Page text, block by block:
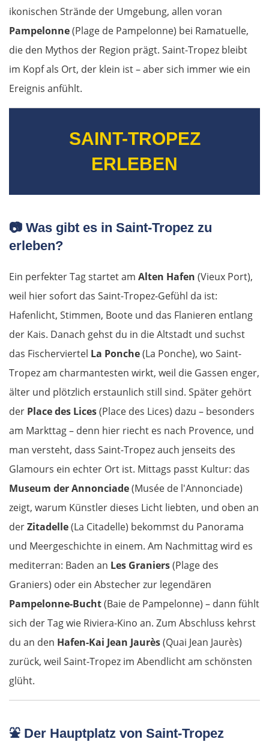
ikonischen Strände der Umgebung, allen voran
Pampelonne(Plage de Pampelonne) bei Ramatuelle,
die den Mythos der Region prägt. Saint-Tropez bleibt
im Kopf als Ort, der klein ist – aber sich immer wie ein
Ereignis anfühlt.
SAINT-TROPEZ
ERLEBEN
📷 Was gibt es in Saint-Tropez zu
erleben?
Ein perfekter Tag startet am Alten Hafen (Vieux Port),
weil hier sofort das Saint-Tropez-Gefühl da ist:
Hafenlicht, Stimmen, Boote und das Flanieren entlang
der Kais. Danach gehst du in die Altstadt und suchst
das Fischerviertel La Ponche(La Ponche), wo Saint-
Tropez am charmantesten wirkt, weil die Gassen enger,
älter und plötzlich erstaunlich still sind. Später gehört
der Place des Lices(Place des Lices) dazu – besonders
am Markttag – denn hier riecht es nach Provence, und
man versteht, dass Saint-Tropez auch jenseits des
Glamours ein echter Ort ist. Mittags passt Kultur: das
Museum der Annonciade(Musée de l'Annonciade)
zeigt, warum Künstler dieses Licht liebten, und oben an
derZitadelle(La Citadelle) bekommst du Panorama
und Meergeschichte in einem. Am Nachmittag wird es
mediterran: Baden an Les Graniers(Plage des
Graniers) oder ein Abstecher zur legendären
Pampelonne-Bucht(Baie de Pampelonne) – dann fühlt
sich der Tag wie Riviera-Kino an. Zum Abschluss kehrst
du an den Hafen-Kai Jean Jaurès(Quai Jean Jaurès)
zurück, weil Saint-Tropez im Abendlicht am schönsten
glüht.
⛲ Der Hauptplatz von Saint-Tropez